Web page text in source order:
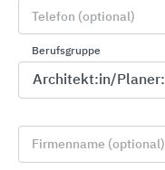
Produkte
Fensterbänke
Balkone
Telefon (optional)
Berufsgruppe
Firmenname (optional)